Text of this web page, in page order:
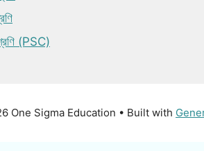
(PSC)
One Sigma Education • Built with